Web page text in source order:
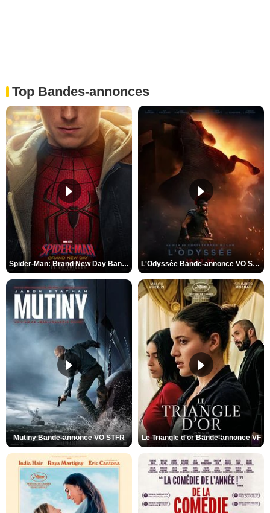
Top Bandes-annonces
Spider-Man: Brand New Day Bande-annonce VO STFR L'Odyssée Bande-annonce VO STFR
Mutiny Bande-annonce VO STFR Le Triangle d'or Bande-annonce VF